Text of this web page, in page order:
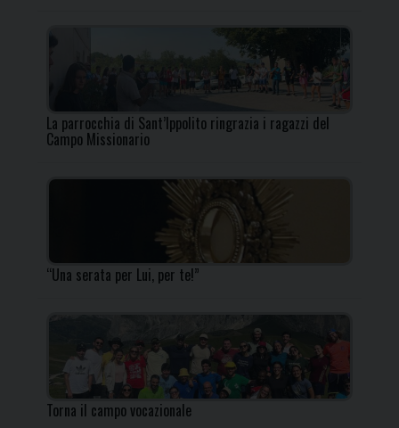
La parrocchia di Sant’Ippolito ringrazia i ragazzi del
Campo Missionario
“Una serata per Lui, per te!”
Torna il campo vocazionale